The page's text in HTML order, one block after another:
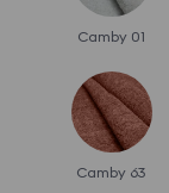
Camby 01
Camby 63